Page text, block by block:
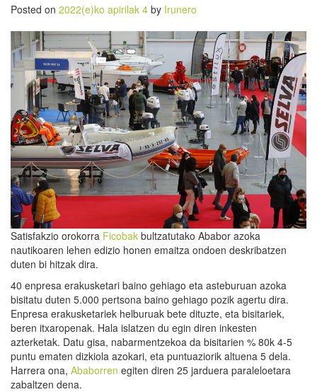
Posted on 2022(e)ko apirilak 4 by Irunero
Satisfakzio orokorra Ficobak bultzatutako Ababor azoka
nautikoaren lehen edizio honen emaitza ondoen deskribatzen
duten bi hitzak dira.
40 enpresa erakusketari baino gehiago eta asteburuan azoka
bisitatu duten 5.000 pertsona baino gehiago pozik agertu dira.
Enpresa erakusketariek helburuak bete dituzte, eta bisitariek,
beren itxaropenak. Hala islatzen du egin diren inkesten
azterketak. Datu gisa, nabarmentzekoa da bisitarien % 80k 4-5
puntu ematen dizkiola azokari, eta puntuaziorik altuena 5 dela.
Harrera ona, Ababorren egiten diren 25 jarduera paraleloetara
zabaltzen dena.